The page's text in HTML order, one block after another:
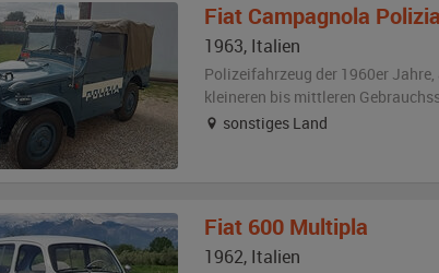
Fiat Campagnola Polizia
1963, Italien
Polizeifahrzeug der 1960er Jahre,
kleineren bis mittleren
sonstiges Land
Fiat 600 Multipla
1962, Italien